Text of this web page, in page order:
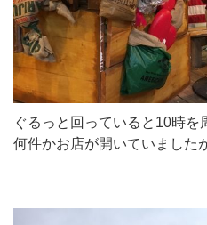
ぐるっと回っていると10時を
何件かお店が開いていました